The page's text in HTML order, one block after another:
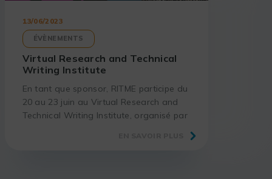
13/06/2023
ÉVÈNEMENTS
Virtual Research and Technical
Writing Institute
En tant que sponsor, RITME participe du
20 au 23 juin au Virtual Research and
Technical Writing Institute, organisé par